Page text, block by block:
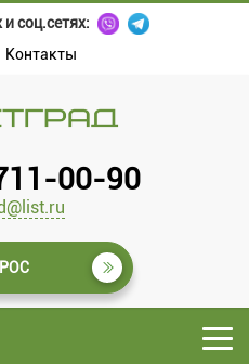
соц.сетях:
Контакты
00-90